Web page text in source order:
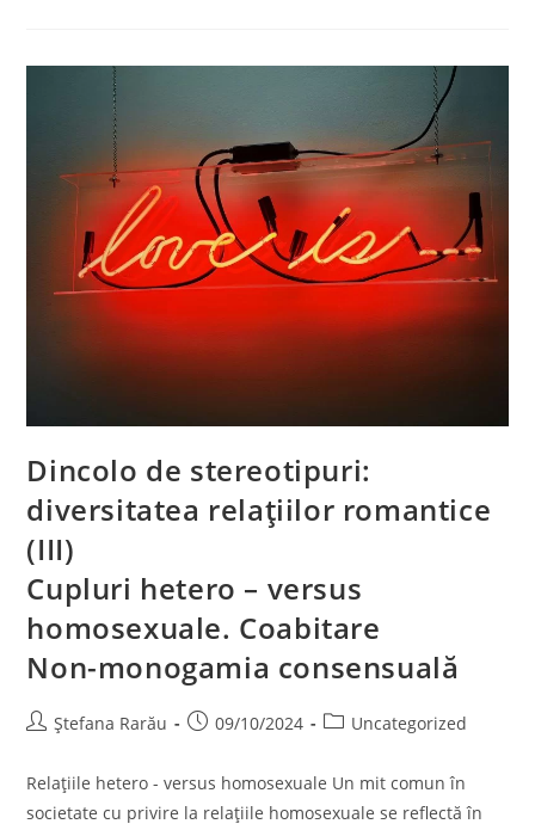
Dincolo de stereotipuri:
diversitatea relațiilor romantice
(III)
Cupluri hetero – versus
homosexuale. Coabitare
Non-monogamia consensuală
Ștefana Rarău 09/10/2024 Uncategorized
Relațiile hetero - versus homosexuale Un mit comun în
societate cu privire la relațiile homosexuale se reflectă în